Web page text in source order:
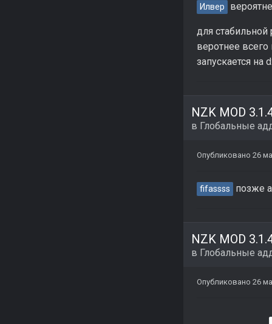
Илвер
для
веротнее
запускается на
в Глобальные
Опубликовано 26
fifassss позже
в Глобальные
Опубликовано 26